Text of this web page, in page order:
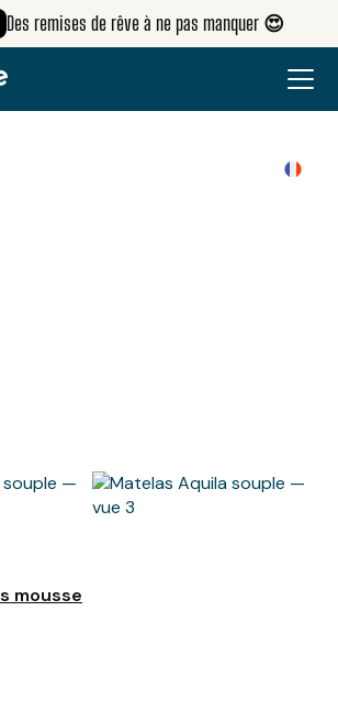
Des remises de rêve à ne pas manquer 😍
mousse